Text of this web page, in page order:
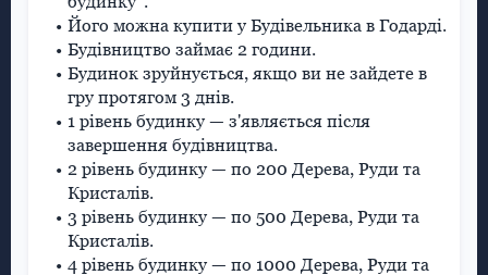
Його можна купити у Будівельника в Годарді.
Будівництво займає 2 години.
Будинок зруйнується, якщо ви не зайдете в
гру протягом 3 днів.
1 рівень будинку — з'являється після
завершення будівництва.
2 рівень будинку — по 200 Дерева, Руди та
Кристалів.
3 рівень будинку — по 500 Дерева, Руди та
Кристалів.
4 рівень будинку — по 1000 Дерева, Руди та